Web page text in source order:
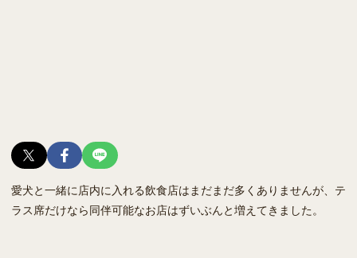
愛犬と一緒に店内に入れる飲食店はまだまだ多くありませんが、テ
ラス席だけなら同伴可能なお店はずいぶんと増えてきました。